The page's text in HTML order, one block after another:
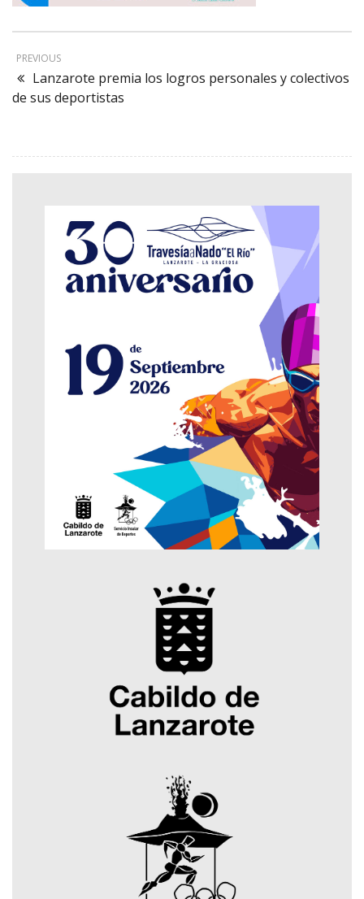
PREVIOUS
Lanzarote premia los logros personales y colectivos
de sus deportistas